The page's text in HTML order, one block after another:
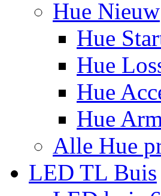
Hue Nieuw
Hue
Hue
Hue
Hue
Alle Hue
LED TL Buis